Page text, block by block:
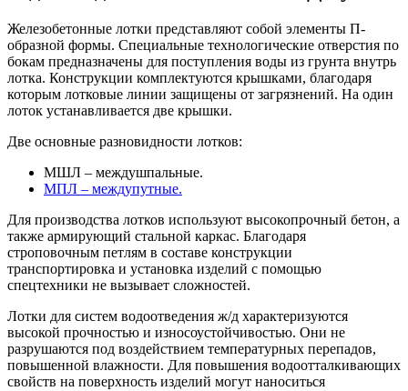
Железобетонные лотки представляют собой элементы П-
образной формы. Специальные технологические отверстия по
бокам предназначены для поступления воды из грунта внутрь
лотка. Конструкции комплектуются крышками, благодаря
которым лотковые линии защищены от загрязнений. На один
лоток устанавливается две крышки.
Две основные разновидности лотков:
МШЛ – междушпальные.
МПЛ – междупутные.
Для производства лотков используют высокопрочный бетон, а
также армирующий стальной каркас. Благодаря
строповочным петлям в составе конструкции
транспортировка и установка изделий с помощью
спецтехники не вызывает сложностей.
Лотки для систем водоотведения ж/д характеризуются
высокой прочностью и износоустойчивостью. Они не
разрушаются под воздействием температурных перепадов,
повышенной влажности. Для повышения водоотталкивающих
свойств на поверхность изделий могут наноситься